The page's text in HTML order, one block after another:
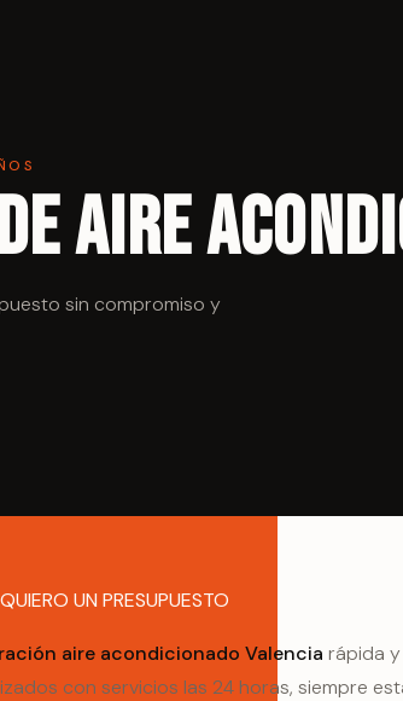
Aire
sin compromiso y
QUIERO UN PRESUPUESTO
aire acondicionado Valencia rápida
con servicios las 24 horas, siempre